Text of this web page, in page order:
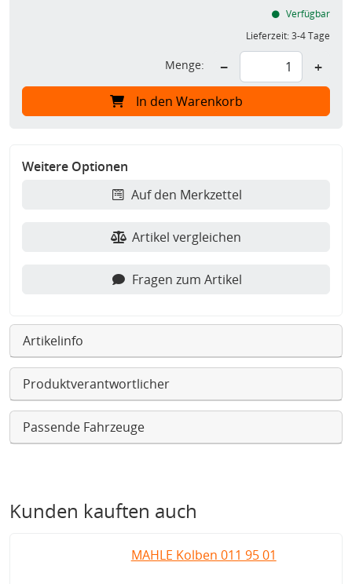
Verfügbar
Lieferzeit:3-4 Tage
Menge: − +
In den Warenkorb
Weitere Optionen
Auf den Merkzettel
Artikel vergleichen
Fragen zum Artikel
Artikelinfo
Produktverantwortlicher
Passende Fahrzeuge
Kunden kauften auch
MAHLE Kolben 011 95 01